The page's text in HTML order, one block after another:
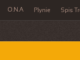
O.N.A Płynie Spis